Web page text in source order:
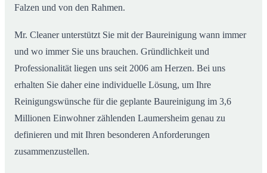
Falzen und von den Rahmen.
Mr. Cleaner unterstützt Sie mit der Baureinigung wann immer
und wo immer Sie uns brauchen. Gründlichkeit und
Professionalität liegen uns seit 2006 am Herzen. Bei uns
erhalten Sie daher eine individuelle Lösung, um Ihre
Reinigungswünsche für die geplante Baureinigung im 3,6
Millionen Einwohner zählenden Laumersheim genau zu
definieren und mit Ihren besonderen Anforderungen
zusammenzustellen.